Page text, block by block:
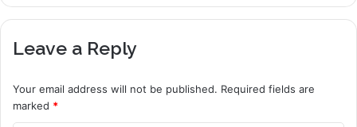
Leave a Reply
Your email address will not be published. Required fields are
marked *